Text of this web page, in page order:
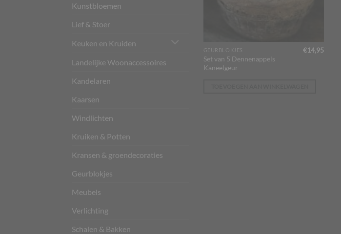
Kunstbloemen
Lief & Stoer
Keuken en Kruiden
Landelijke Woonaccessoires
Kandelaren
Kaarsen
Windlichten
Kruiken & Potten
Kransen & groendecoraties
Geurblokjes
Meubels
Verlichting
Schalen & Bakken
GEURBLOKJES
Set van 5 Dennenappels
Kaneelgeur
€14,95